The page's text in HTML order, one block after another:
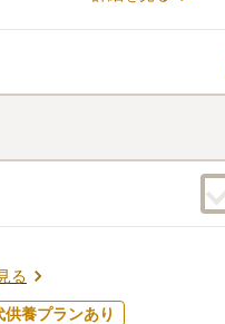
ており、墓石はそのなかのお
ス面では、東北自動車道「岩
場が完備されているので、
ら墓域までの段差が少ない設
ある方でも安心してお参りす
プンデッキタイプです。木の
ひとときを過ごせます。
いため、法事の時には、ケー
他の場所で食事をしている。
る
供養プランあり